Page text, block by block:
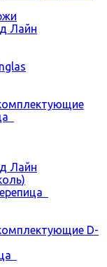
Лайн
Лайн
D-